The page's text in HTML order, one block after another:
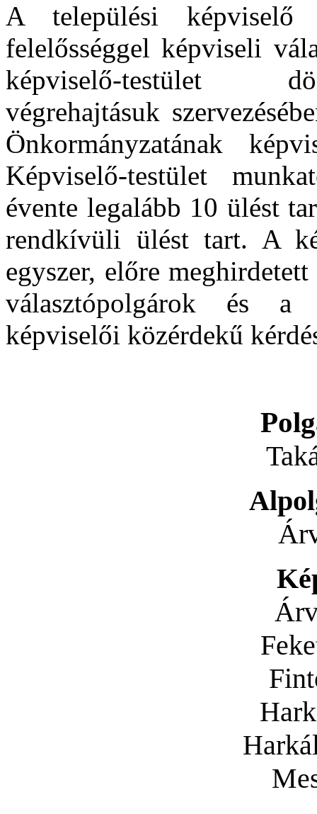
A települési képviselő
felelősséggel képviseli
képviselő-testület
végrehajtásuk
Önkormányzatának
Képviselő-testület
évente legalább 10 ülést
rendkívüli ülést tart. A
egyszer, előre
választópolgárok és a
képviselői közérdekű